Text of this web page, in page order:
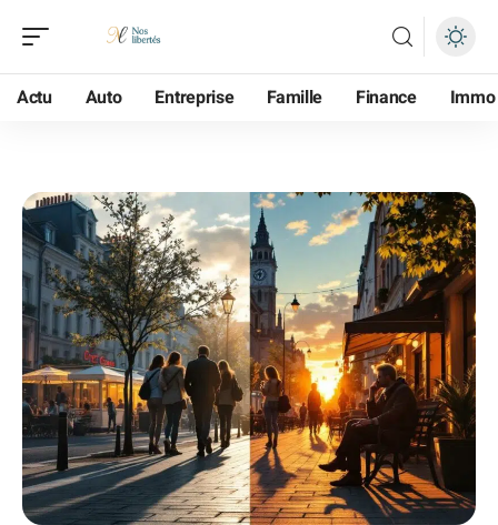
Actu Auto Entreprise Famille Finance Immo